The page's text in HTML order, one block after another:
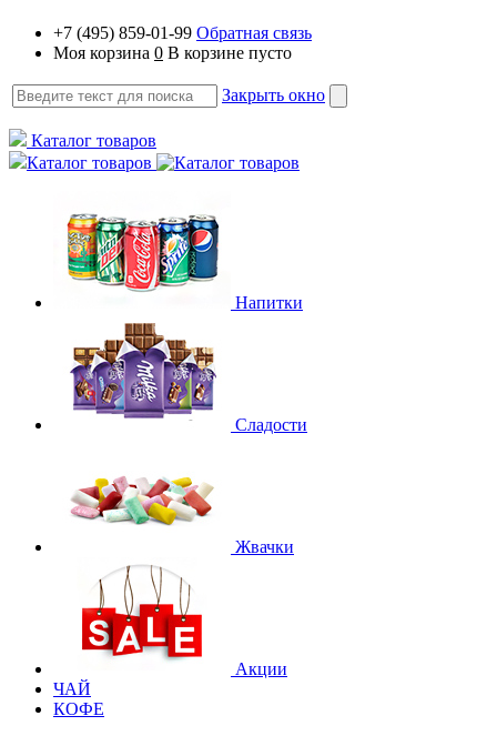
+7 (495) 859-01-99 Обратная связь
Моя корзина 0 В корзине пусто
Закрыть окно
Каталог товаров
Каталог товаров
Напитки
Сладости
Жвачки
Акции
ЧАЙ
КОФЕ